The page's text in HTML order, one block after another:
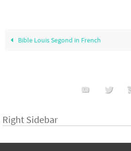
Bible Louis Segond in French
Right Sidebar